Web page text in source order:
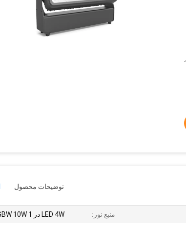
توضیحات محصول
منبع نور: LED 4W در 1 RGBW 10W